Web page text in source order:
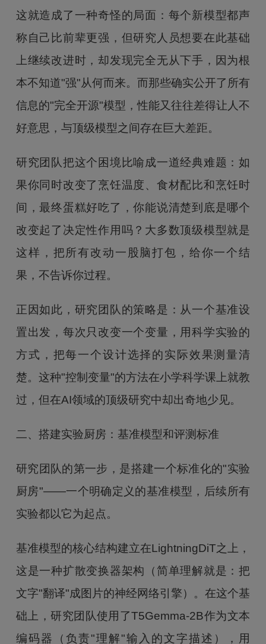
这就造成了一种奇怪的局面：每个新模型都声
称自己比前辈更强，但研究人员想要在此基础
上继续改进时，却发现完全无从下手，因为根
本不知道"强"从何而来。而那些确实公开了所有
信息的"完全开源"模型，性能又往往差得让人不
好意思，与顶级模型之间存在巨大差距。
研究团队把这个困境比喻成一道经典难题：如
果你同时改变了烹饪温度、食材配比和烹饪时
间，最终蛋糕好吃了，你能说清楚到底是哪个
改变起了决定性作用吗？大多数顶级模型就是
这样，把所有改动一股脑打包，给你一个结
果，不告诉你过程。
正因如此，研究团队的策略是：从一个基准设
置出发，每次只改变一个变量，用科学实验的
方式，把每一个设计选择的实际效果测量清
楚。这种"控制变量"的方法在小学科学课上就教
过，但在AI领域的顶级研究中却出奇地少见。
二、搭建实验厨房：基准模型和评测标准
研究团队的第一步，是搭建一个标准化的"实验
厨房"——一个明确定义的基准模型，后续所有
实验都以它为起点。
基准模型的核心结构建立在LightningDiT之上，
这是一种扩散变换器架构（简单理解就是：把
文字"翻译"成图片的神经网络引擎）。在这个基
础上，研究团队使用了T5Gemma-2B作为文本
编码器（负责"理解"输入的文字描述），用